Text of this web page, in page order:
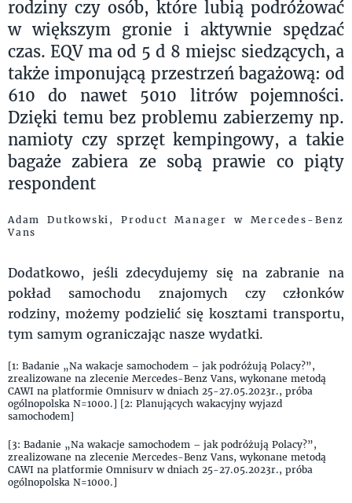
rodziny czy osób, które lubią podróżować
w większym gronie i aktywnie spędzać
czas. EQV ma od 5 d 8 miejsc siedzących, a
także imponującą przestrzeń bagażową: od
610 do nawet 5010 litrów pojemności.
Dzięki temu bez problemu zabierzemy np.
namioty czy sprzęt kempingowy, a takie
bagaże zabiera ze sobą prawie co piąty
respondent
Adam Dutkowski, Product Manager w Mercedes-Benz
Vans
Dodatkowo, jeśli zdecydujemy się na zabranie na
pokład samochodu znajomych czy członków
rodziny, możemy podzielić się kosztami transportu,
tym samym ograniczając nasze wydatki.
[1: Badanie „Na wakacje samochodem – jak podróżują Polacy?”,
zrealizowane na zlecenie Mercedes-Benz Vans, wykonane metodą
CAWI na platformie Omnisurv w dniach 25-27.05.2023r., próba
ogólnopolska N=1000.] [2: Planujących wakacyjny wyjazd
samochodem]
[3: Badanie „Na wakacje samochodem – jak podróżują Polacy?”,
zrealizowane na zlecenie Mercedes-Benz Vans, wykonane metodą
CAWI na platformie Omnisurv w dniach 25-27.05.2023r., próba
ogólnopolska N=1000.]